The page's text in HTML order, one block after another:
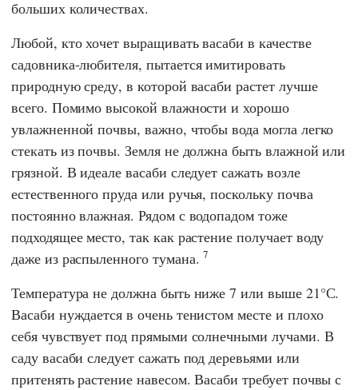
больших количествах.
Любой, кто хочет выращивать васаби в качестве
садовника-любителя, пытается имитировать
природную среду, в которой васаби растет лучше
всего. Помимо высокой влажности и хорошо
увлажненной почвы, важно, чтобы вода могла легко
стекать из почвы. Земля не должна быть влажной или
грязной. В идеале васаби следует сажать возле
естественного пруда или ручья, поскольку почва
постоянно влажная. Рядом с водопадом тоже
подходящее место, так как растение получает воду
даже из распыленного тумана.7
Температура не должна быть ниже 7 или выше 21°С.
Васаби нуждается в очень тенистом месте и плохо
себя чувствует под прямыми солнечными лучами. В
саду васаби следует сажать под деревьями или
притенять растение навесом. Васаби требует почвы с